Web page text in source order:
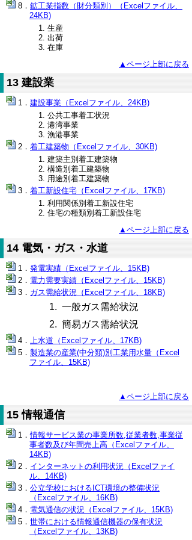
鉱工業指数（財分類別）（Excelファイル、
24KB)
生産
出荷
在庫
▲ページ上部に戻る
13 建設業
建設事業（Excelファイル、24KB)
公共工事着工状況
港湾事業
漁港事業
着工建築物（Excelファイル、30KB)
建築主別着工建築物
構造別着工建築物
用途別着工建築物
着工新設住宅（Excelファイル、17KB)
利用関係別着工新設住宅
住宅の種類別着工新設住宅
▲ページ上部に戻る
14 電気・ガス・水道
発電実績（Excelファイル、15KB)
電力需要実績（Excelファイル、15KB)
ガス需給状況（Excelファイル、18KB)
1. 一般ガス需給状況
2. 簡易ガス需給状況
上水道（Excelファイル、17KB)
製造業の産業(中分類)別工業用水量（Excel
ファイル、15KB)
▲ページ上部に戻る
15 情報通信
情報サービス業の事業所数,従業者数,事業従
事者数及び年間売上高（Excelファイル、
14KB)
インターネットの利用状況（Excelファイ
ル、14KB)
公立学校におけるICT環境の整備状況
（Excelファイル、16KB)
電気通信の状況（Excelファイル、15KB)
世帯における情報通信機器の保有状況
（Excelファイル、13KB)